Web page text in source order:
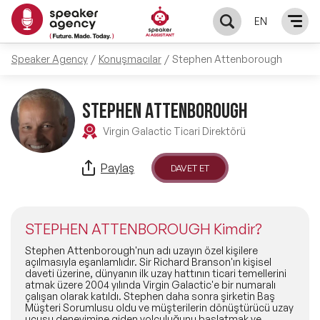
EN
KONUŞMACILAR
Yerel Konuşmacılar
Global Konuşmacılar
Exclusive Konuşmacılar
Tüm Konuşmacılar
KONULAR
Öne Çıkan Konular
Ünlü Konuşmacılar
İlham Veren Konuşmacılar
İlham Veren Kadın Konuşmacılar
ÇÖZÜMLER
Master Class Workshop
Akış Sunumu & Moderasyon
HAKKIMIZDA
Biz Kimiz?
BLOG
Speaker Agency Konuşmacılar Stephen Attenborough
STEPHEN ATTENBOROUGH
Virgin Galactic Ticari Direktörü
Paylaş DAVET ET
STEPHEN ATTENBOROUGH Kimdir?
Stephen Attenborough'nun adı uzayın özel kişilere
açılmasıyla eşanlamlıdır. Sir Richard Branson'ın kişisel
daveti üzerine, dünyanın ilk uzay hattının ticari temellerini
atmak üzere 2004 yılında Virgin Galactic'e bir numaralı
çalışan olarak katıldı. Stephen daha sonra şirketin Baş
Müşteri Sorumlusu oldu ve müşterilerin dönüştürücü uzay